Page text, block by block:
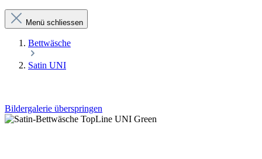
Menü schliessen
Bettwäsche
Satin UNI
Bildergalerie überspringen